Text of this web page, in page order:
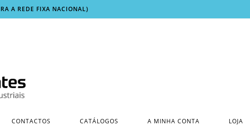
A REDE FIXA NACIONAL)
CONTACTOS CATÁLOGOS A MINHA CONTA LOJA